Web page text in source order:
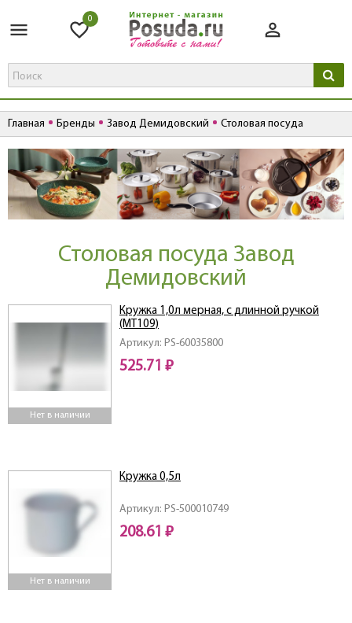
0
Главная Бренды Завод Демидовский Столовая посуда
Столовая посуда Завод
Демидовский
Нет в наличии
Артикул: PS-60035800
Кружка 1,0л мерная, с длинной ручкой
(МТ109)
525.71 ₽
Нет в наличии
Артикул: PS-500010749
Кружка 0,5л
208.61 ₽